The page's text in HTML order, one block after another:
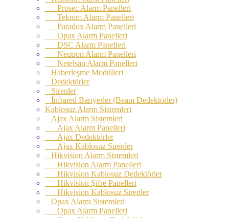
Prosec Alarm Panelleri
Teknim Alarm Panelleri
Paradox Alarm Panelleri
Opax Alarm Panelleri
DSC Alarm Panelleri
Neutron Alarm Panelleri
Netelsan Alarm Panelleri
Haberleşme Modülleri
Dedektörler
Sirenler
İnfrared Bariyerler (Beam Dedektörler)
Kablosuz Alarm Sistemleri
Ajax Alarm Sistemleri
Ajax Alarm Panelleri
Ajax Dedektörler
Ajax Kablosuz Sirenler
Hikvision Alarm Sistemleri
Hikvision Alarm Panelleri
Hikvision Kablosuz Dedektörler
Hikvision Şifre Panelleri
Hikvision Kablosuz Sirenler
Opax Alarm Sistemleri
Opax Alarm Panelleri